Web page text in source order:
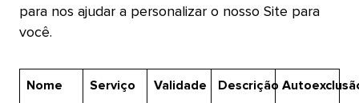
para nos ajudar a personalizar o nosso Site para
você.​​
Nome​​ Serviço​​ Validade​​ Descrição​​